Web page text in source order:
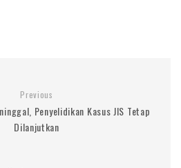
Previous
Penyelidikan Kasus JIS Tetap
Dilanjutkan